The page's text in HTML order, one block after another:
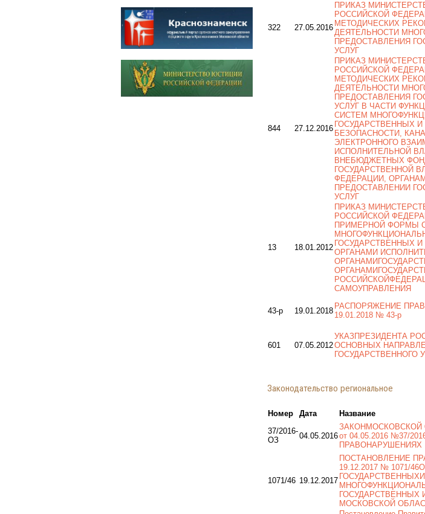
322 27.05.2016
ПРИКАЗ
РОССИЙСКОЙ
МЕТОДИЧЕСКИХ
ДЕЯТЕЛЬНОСТИ
ПРЕДОСТАВЛЕНИЯ
УСЛУГ
844 27.12.2016
ПРИКАЗ
РОССИЙСКОЙ
МЕТОДИЧЕСКИХ
ДЕЯТЕЛЬНОСТИ
ПРЕДОСТАВЛЕНИЯ
УСЛУГ В ЧАСТИ
СИСТЕМ
ГОСУДАРСТВЕННЫХ
БЕЗОПАСНОСТИ,
ЭЛЕКТРОННОГО
ИСПОЛНИТЕЛЬНОЙ
ВНЕБЮДЖЕТНЫХ
ГОСУДАРСТВЕННОЙ
ФЕДЕРАЦИИ,
ПРЕДОСТАВЛЕНИИ
УСЛУГ
13 18.01.2012
ПРИКАЗ
РОССИЙСКОЙ
ПРИМЕРНОЙ ФОРМЫ
ГОСУДАРСТВЕННЫХ
ОРГАНАМИ
САМОУПРАВЛЕНИЯ
43-р 19.01.2018
РАСПОРЯЖЕНИЕ
19.01.2018 № 43-р
601 07.05.2012
УКАЗПРЕЗИДЕНТА
ОСНОВНЫХ
ГОСУДАРСТВЕННОГО
Законодательство региональное
Номер Дата Название
37/2016-
ОЗ
04.05.2016
ЗАКОНМОСКОВСКОЙ
от 04.05.2016 №37/
ПРАВОНАРУШЕНИЯХ
1071/46 19.12.2017
ПОСТАНОВЛЕНИЕ
19.12.2017 № 1071/
ГОСУДАРСТВЕННЫХ
МОСКОВСКОЙ